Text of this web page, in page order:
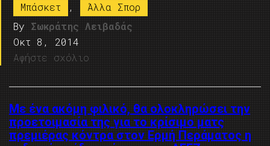
Μπάσκετ ,
Άλλα Σπορ
By Σωκράτης Λειβαδάς
Οκτ 8, 2014
Αφήστε σχόλιο
Με ένα ακόμη φιλικό, θα ολοκληρώσει την
προετοιμασία της για το κρίσιμο ματς
πρεμιέρας κόντρα στον Ερμή Περάματος η